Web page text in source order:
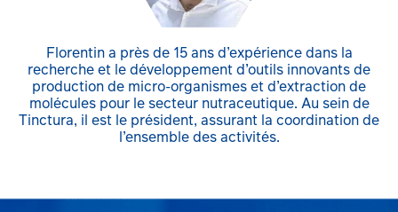
Florentin a près de 15 ans d’expérience dans la
recherche et le développement d’outils innovants de
production de micro-organismes et d’extraction de
molécules pour le secteur nutraceutique. Au sein de
Tinctura, il est le président, assurant la coordination de
l’ensemble des activités.